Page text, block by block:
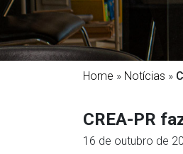
Home » Notícias »
CREA-PR
16 de outubro de